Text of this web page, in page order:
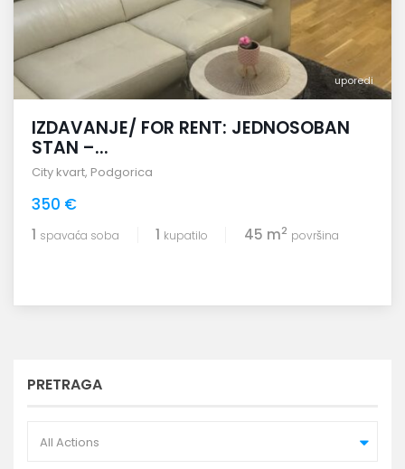
uporedi
IZDAVANJE/ FOR RENT: JEDNOSOBAN
STAN –...
City kvart, Podgorica
350 €
1 spavaća soba 1 kupatilo 45 m2 površina
PRETRAGA
All Actions